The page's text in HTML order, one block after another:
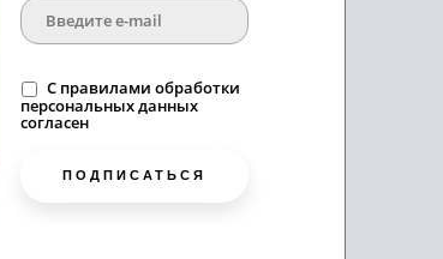
C правилами обработки
персональных данных
согласен
ПОДПИСАТЬСЯ